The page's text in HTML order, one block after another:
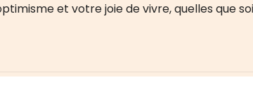
et votre joie de vivre, quelles que